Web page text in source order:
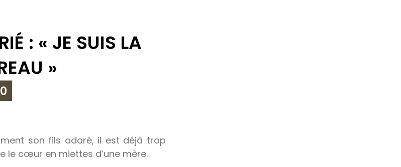
: « JE SUIS LA
»
son fils adoré, il est déjà trop
le cœur en miettes d’une mère.